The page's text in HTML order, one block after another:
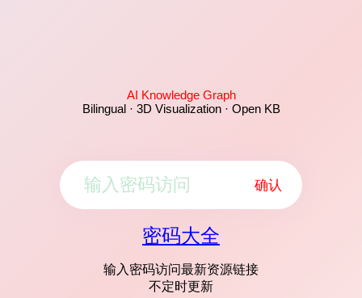
AI Knowledge Graph
Bilingual · 3D Visualization · Open KB
确认
密码大全
输入密码访问最新资源链接
不定时更新